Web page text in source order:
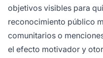
objetivos visibles para
reconocimiento público
comunitarios o
el efecto motivador y